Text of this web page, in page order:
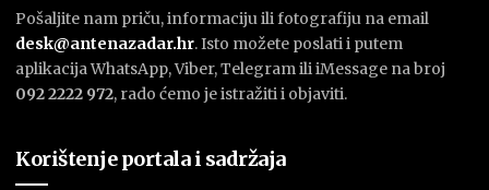
Pošaljite nam priču, informaciju ili fotografiju na email
desk@antenazadar.hr. Isto možete poslati i putem
aplikacija WhatsApp, Viber, Telegram ili iMessage na broj
092 2222 972, rado ćemo je istražiti i objaviti.
Korištenje portala i sadržaja